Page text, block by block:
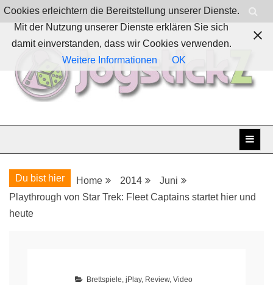
Skip
to
content
JoystickZ
Du bist hier Home 2014
Juni
Playthrough von Star Trek: Fleet Captains startet hier und
heute
Brettspiele, jPlay, Review, Video
Cookies erleichtern die Bereitstellung unserer Dienste.
Mit der Nutzung unserer Dienste erklären Sie sich
damit einverstanden, dass wir Cookies verwenden.
Weitere Informationen
OK